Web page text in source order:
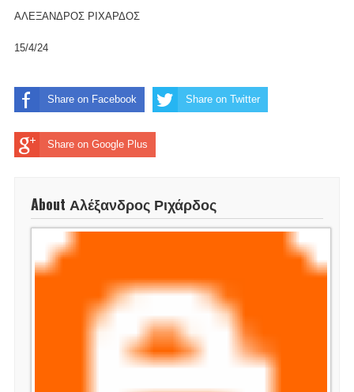
ΑΛΕΞΑΝΔΡΟΣ ΡΙΧΑΡΔΟΣ
15/4/24
Share on Facebook Share on Twitter
Share on Google Plus
About Αλέξανδρος Ριχάρδος